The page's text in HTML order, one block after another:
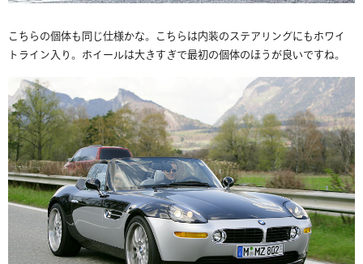
こちらの個体も同じ仕様かな。こちらは内装のステアリングにもホワイ
トライン入り。ホイールは大きすぎで最初の個体のほうが良いですね。